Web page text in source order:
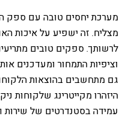
מערכת יחסים טובה עם ספק
מצליח. זה ישפיע על איכות
לרשותך. ספקים טובים
וציפיות התמחור ומעדכנים
גם מתחשבים בהוצאות
היזהרו מקייטרינג שלקוחות
עמידה בסטנדרטים של שירות